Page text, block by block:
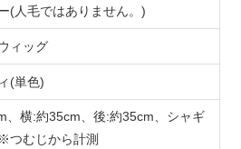
(人毛ではありません。)
ィッグ
(単色)
、横:約35cm、後:約35cm、シャギ
むじから計測